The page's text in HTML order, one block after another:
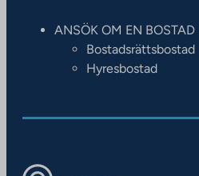
ANSÖK OM EN BOSTAD
Bostadsrättsbostad
Hyresbostad